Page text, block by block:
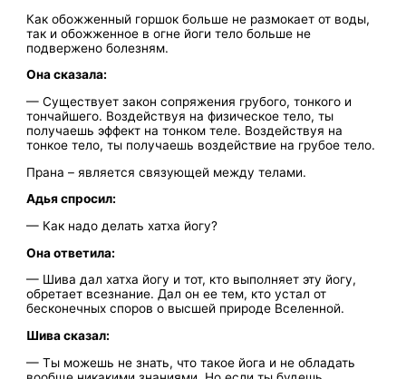
Как обожженный горшок больше не размокает от воды,
так и обожженное в огне йоги тело больше не
подвержено болезням.
Она сказала:
— Существует закон сопряжения грубого, тонкого и
тончайшего. Воздействуя на физическое тело, ты
получаешь эффект на тонком теле. Воздействуя на
тонкое тело, ты получаешь воздействие на грубое тело.
Прана – является связующей между телами.
Адья спросил:
— Как надо делать хатха йогу?
Она ответила:
— Шива дал хатха йогу и тот, кто выполняет эту йогу,
обретает всезнание. Дал он ее тем, кто устал от
бесконечных споров о высшей природе Вселенной.
Шива сказал:
— Ты можешь не знать, что такое йога и не обладать